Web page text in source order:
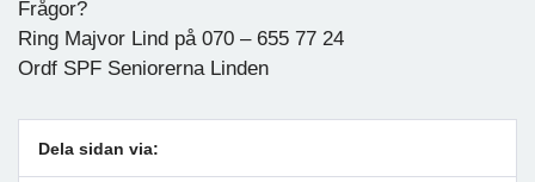
Frågor?
Ring Majvor Lind på 070 – 655 77 24
Ordf SPF Seniorerna Linden
Dela sidan via: